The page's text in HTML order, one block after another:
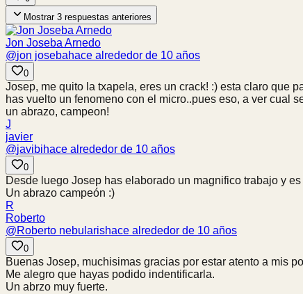
Mostrar 3 respuestas anteriores
Jon Joseba Arnedo
@jon josebahace alrededor de 10 años
0
Josep, me quito la txapela, eres un crack! :) esta claro que
has vuelto un fenomeno con el micro..pues eso, a ver cual
un abrazo, campeon!
J
javier
@javibihace alrededor de 10 años
0
Desde luego Josep has elaborado un magnifico trabajo y
Un abrazo campeón :)
R
Roberto
@Roberto nebularishace alrededor de 10 años
0
Buenas Josep, muchisimas gracias por estar atento a mis
Me alegro que hayas podido indentificarla.
Un abrzo muy fuerte.